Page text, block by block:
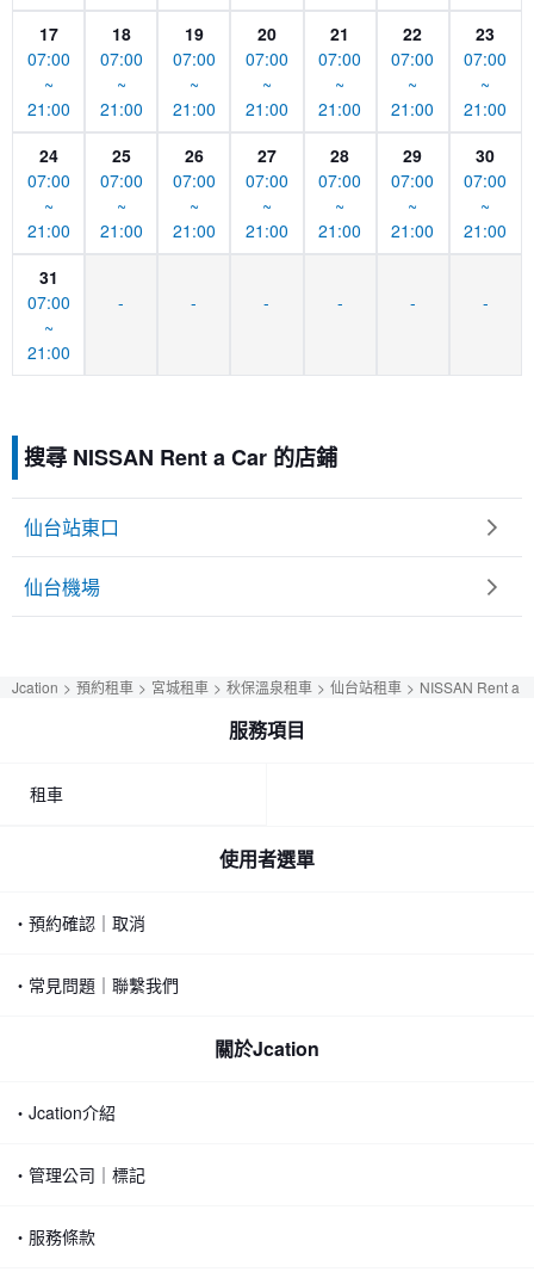
17
07:00
~
21:00
18
07:00
~
21:00
19
07:00
~
21:00
20
07:00
~
21:00
21
07:00
~
21:00
22
07:00
~
21:00
23
07:00
~
21:00
24
07:00
~
21:00
25
07:00
~
21:00
26
07:00
~
21:00
27
07:00
~
21:00
28
07:00
~
21:00
29
07:00
~
21:00
30
07:00
~
21:00
31
07:00
~
21:00
- - - - - -
搜尋 NISSAN Rent a Car 的店鋪
仙台站東口
仙台機場
Jcation 預約租車 宮城租車 秋保溫泉租車 仙台站租車 NISSAN Rent a
服務項目
租車
使用者選單
・預約確認｜取消
・常見問題｜聯繫我們
關於Jcation
・Jcation介紹
・管理公司｜標記
・服務條款